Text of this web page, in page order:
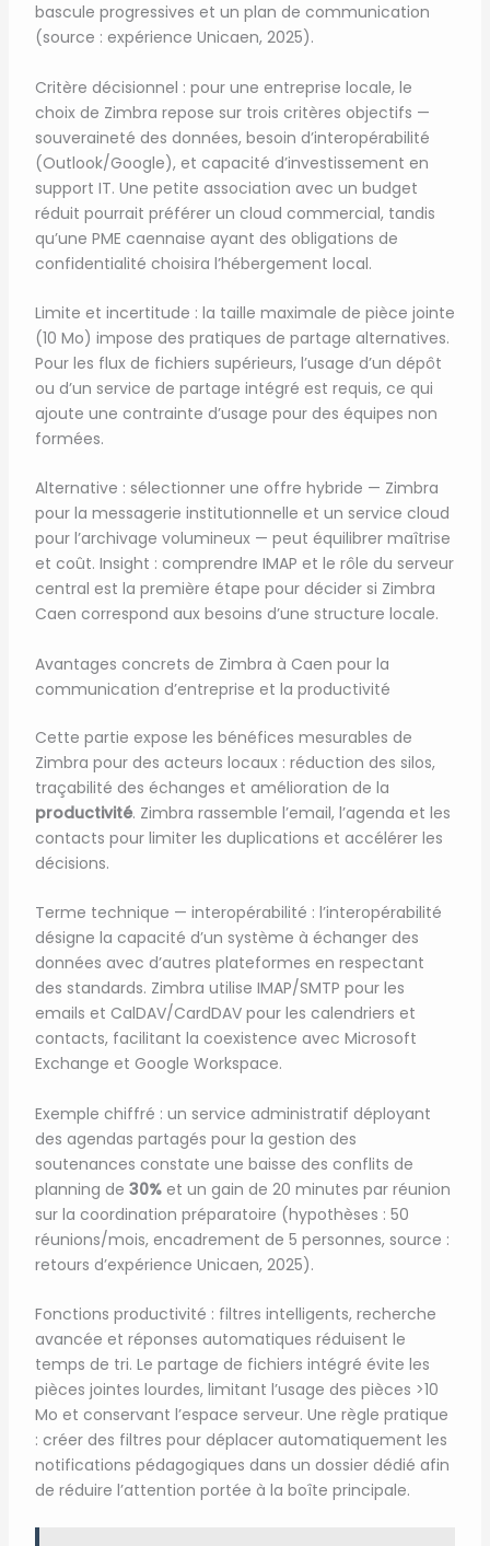
bascule progressives et un plan de communication
(source : expérience Unicaen, 2025).
Critère décisionnel : pour une entreprise locale, le
choix de Zimbra repose sur trois critères objectifs —
souveraineté des données, besoin d’interopérabilité
(Outlook/Google), et capacité d’investissement en
support IT. Une petite association avec un budget
réduit pourrait préférer un cloud commercial, tandis
qu’une PME caennaise ayant des obligations de
confidentialité choisira l’hébergement local.
Limite et incertitude : la taille maximale de pièce jointe
(10 Mo) impose des pratiques de partage alternatives.
Pour les flux de fichiers supérieurs, l’usage d’un dépôt
ou d’un service de partage intégré est requis, ce qui
ajoute une contrainte d’usage pour des équipes non
formées.
Alternative : sélectionner une offre hybride — Zimbra
pour la messagerie institutionnelle et un service cloud
pour l’archivage volumineux — peut équilibrer maîtrise
et coût. Insight : comprendre IMAP et le rôle du serveur
central est la première étape pour décider si Zimbra
Caen correspond aux besoins d’une structure locale.
Avantages concrets de Zimbra à Caen pour la
communication d’entreprise et la productivité
Cette partie expose les bénéfices mesurables de
Zimbra pour des acteurs locaux : réduction des silos,
traçabilité des échanges et amélioration de la
productivité. Zimbra rassemble l’email, l’agenda et les
contacts pour limiter les duplications et accélérer les
décisions.
Terme technique — interopérabilité : l’interopérabilité
désigne la capacité d’un système à échanger des
données avec d’autres plateformes en respectant
des standards. Zimbra utilise IMAP/SMTP pour les
emails et CalDAV/CardDAV pour les calendriers et
contacts, facilitant la coexistence avec Microsoft
Exchange et Google Workspace.
Exemple chiffré : un service administratif déployant
des agendas partagés pour la gestion des
soutenances constate une baisse des conflits de
planning de 30%et un gain de 20 minutes par réunion
sur la coordination préparatoire (hypothèses : 50
réunions/mois, encadrement de 5 personnes, source :
retours d’expérience Unicaen, 2025).
Fonctions productivité : filtres intelligents, recherche
avancée et réponses automatiques réduisent le
temps de tri. Le partage de fichiers intégré évite les
pièces jointes lourdes, limitant l’usage des pièces >10
Mo et conservant l’espace serveur. Une règle pratique
: créer des filtres pour déplacer automatiquement les
notifications pédagogiques dans un dossier dédié afin
de réduire l’attention portée à la boîte principale.